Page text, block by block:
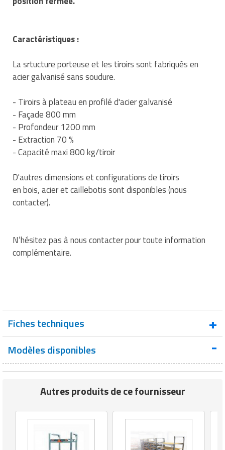
Vêtements personnalisés
Vitrines pour magasin
Traitement de l'air
Traitement des eaux
Transformateur électrique
Tubes et profilés
Tuyau flexible
Tuyau galvanisé
Tuyau renforcé
Ventilateurs et aération d'atelier
Tapis et caillebotis
Traitement des surfaces
Traitement du linge
Vestiaires et casiers
Equipements de football
Equipements de karting
Equipements pour roller
Equipements pour skateboard
Equipements pour stade et terrain
sportif
Jeu gymnique
Loisirs
Matériel de fitness
Vêtement sportif
Piano de cuisson
Plats et plateaux
Pompes à sauce
Portes commandes restaurant
Présentoir pour restaurant
Réchaud professionnel
Réfrigérateur professionnel
Restauration foraine
Rôtisserie professionnelle
Tables de préparation réfrigérées
Ustensile de cuisine
Vaisselle restaurant
Caractéristiques :
La srtucture porteuse et les tiroirs sont fabriqués en
acier galvanisé sans soudure.
- Tiroirs à plateau en profilé d'acier galvanisé
- Façade 800 mm
- Profondeur 1200 mm
- Extraction 70 %
- Capacité maxi 800 kg/tiroir
D'autres dimensions et configurations de tiroirs
en bois, acier et caillebotis sont disponibles (nous
contacter).
N’hésitez pas à nous contacter pour toute information
complémentaire.
Fiches techniques
Fiche technique 1 : FINITION - Présentation
Implantations
Modèles disponibles
Autres produits de ce fournisseur